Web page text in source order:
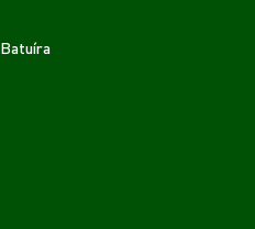
Batuíra